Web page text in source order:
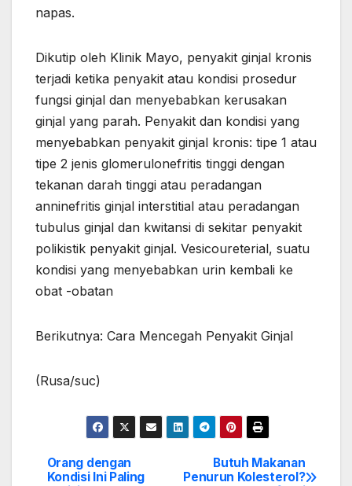
napas.
Dikutip oleh Klinik Mayo, penyakit ginjal kronis
terjadi ketika penyakit atau kondisi prosedur
fungsi ginjal dan menyebabkan kerusakan
ginjal yang parah. Penyakit dan kondisi yang
menyebabkan penyakit ginjal kronis: tipe 1 atau
tipe 2 jenis glomerulonefritis tinggi dengan
tekanan darah tinggi atau peradangan
anninefritis ginjal interstitial atau peradangan
tubulus ginjal dan kwitansi di sekitar penyakit
polikistik penyakit ginjal. Vesicoureterial, suatu
kondisi yang menyebabkan urin kembali ke
obat -obatan
Berikutnya: Cara Mencegah Penyakit Ginjal
(Rusa/suc)
Post
Butuh Makanan
Penurun Kolesterol?
Orang dengan
Kondisi Ini Paling